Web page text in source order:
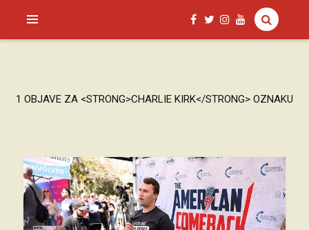
SAGUD.XYZ
1 OBJAVE ZA <STRONG>CHARLIE KIRK</STRONG> OZNAKU